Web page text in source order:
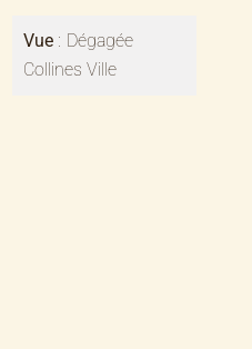
Vue
Dégagée
Collines Ville